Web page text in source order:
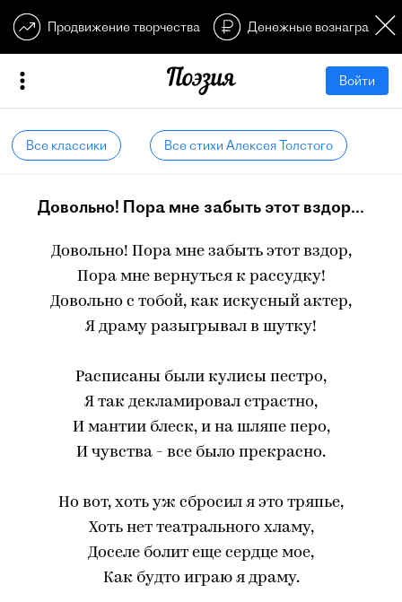
Продвижение творчества Денежные
Войти
Все классики Все стихи Алексея Толстого
Довольно! Пора мне забыть этот вздор...
Довольно! Пора мне забыть этот вздор,
Пора мне вернуться к рассудку!
Довольно с тобой, как искусный актер,
Я драму разыгрывал в шутку!
Расписаны были кулисы пестро,
Я так декламировал страстно,
И мантии блеск, и на шляпе перо,
И чувства - все было прекрасно.
Но вот, хоть уж сбросил я это тряпье,
Хоть нет театрального хламу,
Доселе болит еще сердце мое,
Как будто играю я драму.